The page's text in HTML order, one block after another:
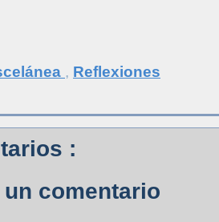
, Reflexiones
:
comentario